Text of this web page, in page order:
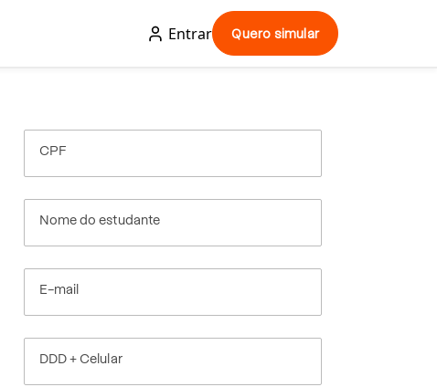
Entrar Quero simular
CPF
Nome do estudante
E-mail
DDD + Celular